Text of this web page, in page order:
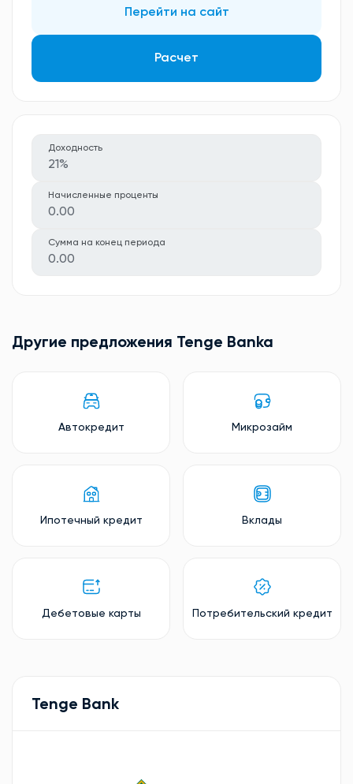
Перейти на сайт
Расчет
Доходность
21%
Начисленные проценты
0.00
Сумма на конец периода
0.00
Другие предложения Tenge Banka
Автокредит Микрозайм
Ипотечный кредит Вклады
Дебетовые карты Потребительский кредит
Tenge Bank